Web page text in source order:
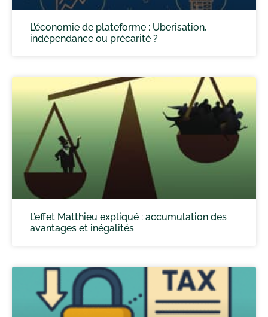
L’économie de plateforme : Uberisation,
indépendance ou précarité ?
L’effet Matthieu expliqué : accumulation des
avantages et inégalités